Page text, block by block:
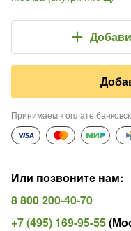
Принимаем к оплате
Или позвоните нам:
8 800 200-40-70
+7 (495) 169-95-55(